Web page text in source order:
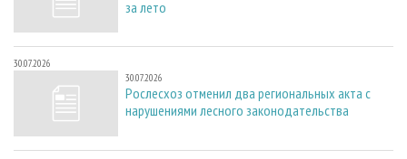
за лето
30.07.2026
30.07.2026
Рослесхоз отменил два региональных акта с
нарушениями лесного законодательства